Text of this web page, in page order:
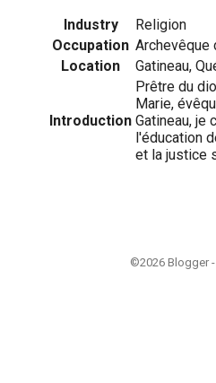
Industry
Religion
Occupation Archevêque
Location
Gatineau,
Introduction
Prêtre du
Marie,
Gatineau, je
l'éducation
et la justice
©2026 Blogger -